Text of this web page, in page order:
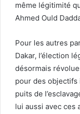
même légitimité
Ahmed Ould
Pour les autres
Dakar, l’élection
désormais
pour des objectifs
puits de
lui aussi avec ces